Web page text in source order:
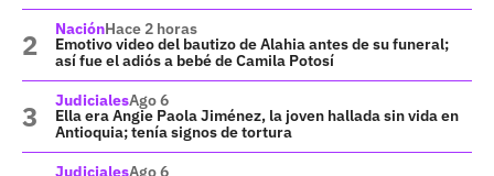
NaciónHace 2 horas
Emotivo video del bautizo de Alahia antes de su funeral;
así fue el adiós a bebé de Camila Potosí
JudicialesAgo 6
Ella era Angie Paola Jiménez, la joven hallada sin vida en
Antioquia; tenía signos de tortura
JudicialesAgo 6